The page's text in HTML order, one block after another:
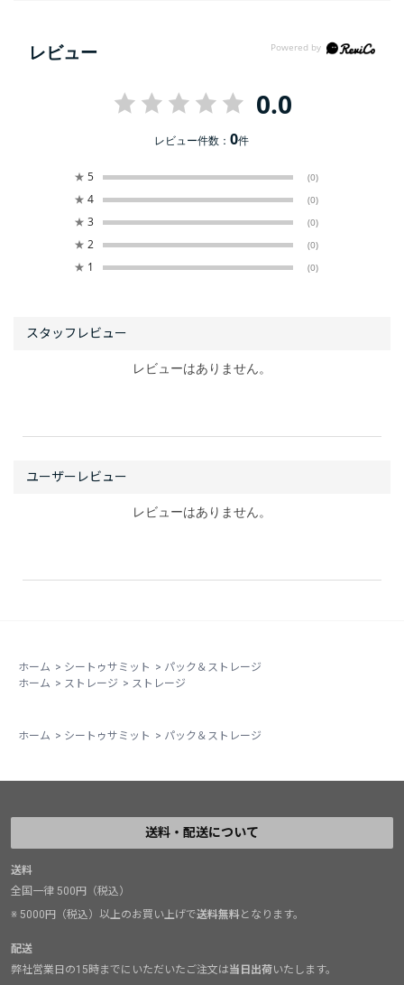
レビュー
0.0
レビュー件数：0件
★ 5 (0)
★ 4 (0)
★ 3 (0)
★ 2 (0)
★ 1 (0)
レビューはありません。
レビューはありません。
ホーム > シートゥサミット > パック＆ストレージ
ホーム > ストレージ > ストレージ
ホーム > シートゥサミット > パック＆ストレージ
送料・配送について
送料
全国一律 500円（税込）
※ 5000円（税込）以上のお買い上げで送料無料となります。
配送
弊社営業日の15時までにいただいたご注文は当日出荷いたします。